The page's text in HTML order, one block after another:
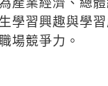
學習興趣與學
場競爭力。